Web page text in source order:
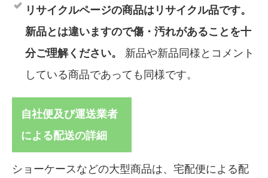
リサイクルページの商品はリサイクル品です。
新品とは違いますので傷・汚れがあることを十
分ご理解ください。
新品や新品同様とコメント
している商品であっても同様です。
自社便及び運送業者
による配送の詳細
ショーケースなどの大型商品は、宅配便による配